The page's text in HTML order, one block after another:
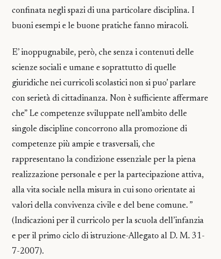
confinata negli spazi di una particolare disciplina. I
buoni esempi e le buone pratiche fanno miracoli.
E’ inoppugnabile, però, che senza i contenuti delle
scienze sociali e umane e soprattutto di quelle
giuridiche nei curricoli scolastici non si puo’ parlare
con serietà di cittadinanza. Non è sufficiente affermare
che” Le competenze sviluppate nell’ambito delle
singole discipline concorrono alla promozione di
competenze più ampie e trasversali, che
rappresentano la condizione essenziale per la piena
realizzazione personale e per la partecipazione attiva,
alla vita sociale nella misura in cui sono orientate ai
valori della convivenza civile e del bene comune. ”
(Indicazioni per il curricolo per la scuola dell’infanzia
e per il primo ciclo di istruzione-Allegato al D. M. 31-
7-2007).